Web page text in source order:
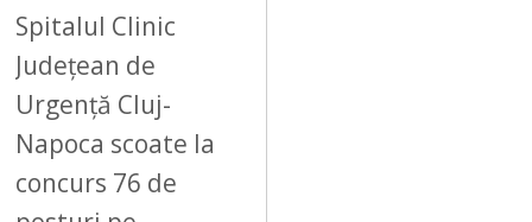
Spitalul Clinic
Județean de
Urgență Cluj-
Napoca scoate la
concurs 76 de